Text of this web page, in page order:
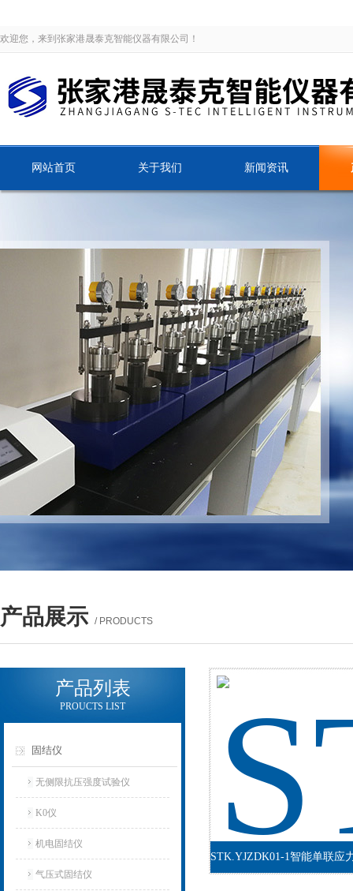
欢迎您，来到张家港晟泰克智能仪器有限公司！
网站首页 关于我们 新闻资讯
产品展示 / PRODUCTS
产品列表
PROUCTS LIST
固结仪
无侧限抗压强度试验仪
K0仪
机电固结仪
气压式固结仪